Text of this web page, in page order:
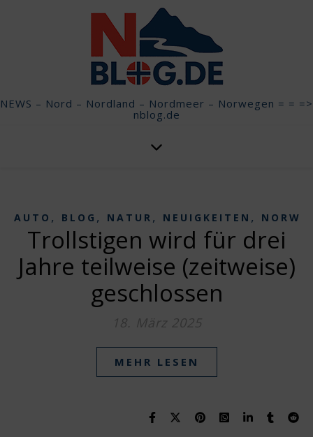
NEWS – Nord – Nordland – Nordmeer – Norwegen = = =>
nblog.de
AUTO , BLOG , NATUR , NEUIGKEITEN ,
Trollstigen wird für drei
Jahre teilweise (zeitweise)
geschlossen
18. März 2025
MEHR LESEN